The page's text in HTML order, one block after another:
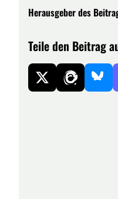
Herausgeber des
Teile den Beitrag